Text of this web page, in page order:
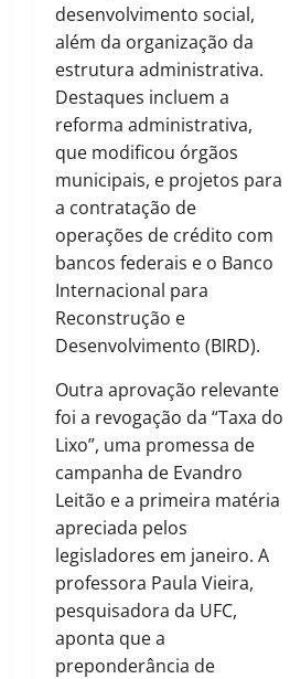
desenvolvimento social,
além da organização da
estrutura administrativa.
Destaques incluem a
reforma administrativa,
que modificou órgãos
municipais, e projetos para
a contratação de
operações de crédito com
bancos federais e o Banco
Internacional para
Reconstrução e
Desenvolvimento (BIRD).
Outra aprovação relevante
foi a revogação da “Taxa do
Lixo”, uma promessa de
campanha de Evandro
Leitão e a primeira matéria
apreciada pelos
legisladores em janeiro. A
professora Paula Vieira,
pesquisadora da UFC,
aponta que a
preponderância de